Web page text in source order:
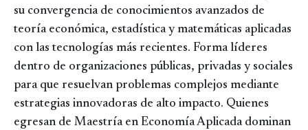
su convergencia de conocimientos avanzados de
teoría económica, estadística y matemáticas aplicadas
con las tecnologías más recientes. Forma líderes
dentro de organizaciones públicas, privadas y sociales
para que resuelvan problemas complejos mediante
estrategias innovadoras de alto impacto. Quienes
egresan de Maestría en Economía Aplicada dominan